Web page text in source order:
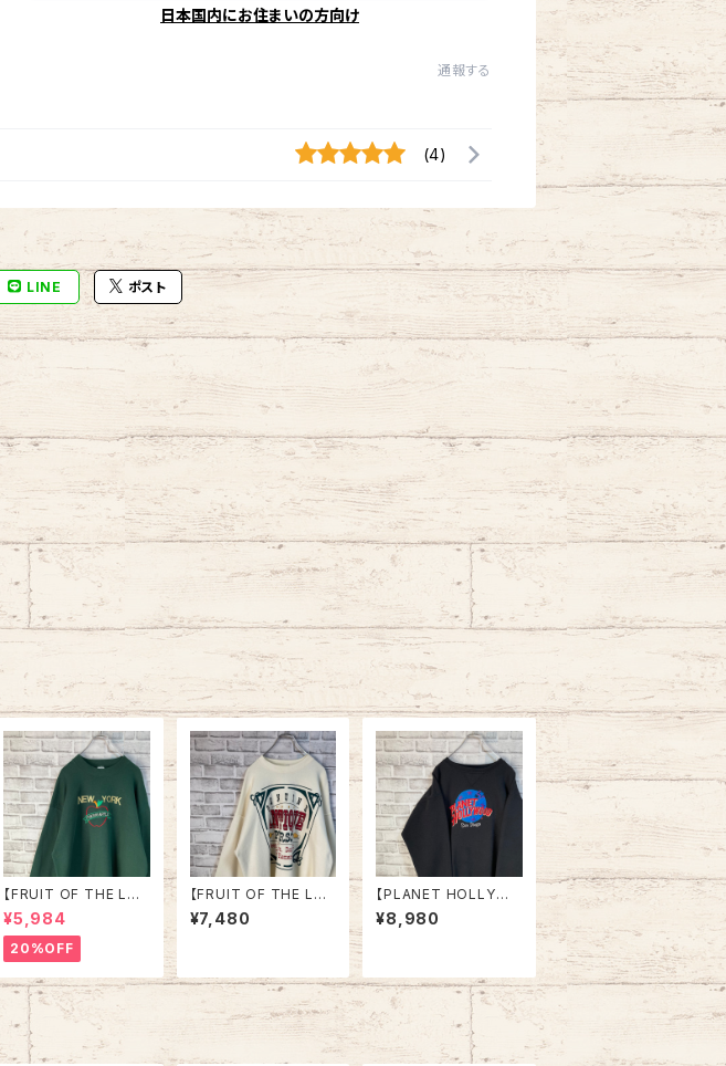
日本国内にお住まいの方向け
通報する
(4)
LINE ポスト
【FRUIT OF THE LO
OM】L/S Sweat XL 9
0s Made in USA “NE
W YORK ” スーベニア
スウェット トレーナー N
Y ニューヨーク ビッグ
アップル 刺繍 vintage
ヴィンテージ アメリカ
USA 古着
¥5,984
20%OFF
【FRUIT OF THE LO
OM】L/S Sweat XL 9
0s Made in USA アー
セリフ 1993 アメリカ U
SA 古着
¥7,480
【PLANET HOLLYWO
OD】L/S Sweatshirt
XL 90s Made in US
スウェット トレーナー
企業モノ スーベニア お
土産モノサンディエゴ U
SA製 アメリカ USA 古
¥8,980